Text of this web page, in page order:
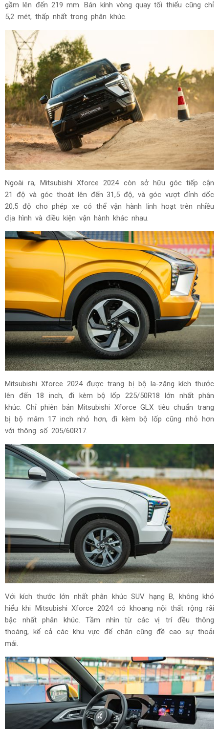
gầm lên đến 219 mm. Bán kính vòng quay tối thiểu cũng chỉ
5,2 mét, thấp nhất trong phân khúc.
Ngoài ra, Mitsubishi Xforce 2024 còn sở hữu góc tiếp cận
21 độ và góc thoát lên đến 31,5 độ, và góc vượt đỉnh dốc
20,5 độ cho phép xe có thể vận hành linh hoạt trên nhiều
địa hình và điều kiện vận hành khác nhau.
Mitsubishi Xforce 2024 được trang bị bộ la-zăng kích thước
lên đến 18 inch, đi kèm bộ lốp 225/50R18 lớn nhất phân
khúc. Chỉ phiên bản Mitsubishi Xforce GLX tiêu chuẩn trang
bị bộ mâm 17 inch nhỏ hơn, đi kèm bộ lốp cũng nhỏ hơn
với thông số 205/60R17.
Với kích thước lớn nhất phân khúc SUV hạng B, không khó
hiểu khi Mitsubishi Xforce 2024 có khoang nội thất rộng rãi
bậc nhất phân khúc. Tầm nhìn từ các vị trí đều thông
thoáng, kể cả các khu vực để chân cũng đề cao sự thoải
mái.